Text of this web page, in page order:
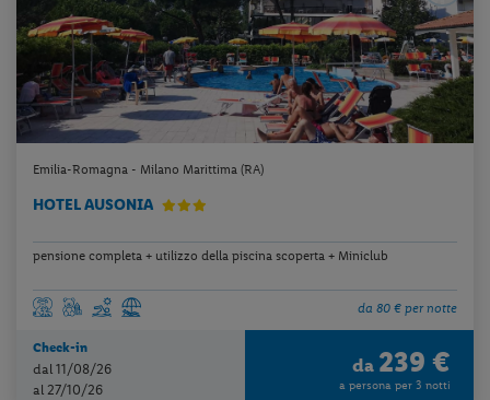
Emilia-Romagna - Milano Marittima (RA)
HOTEL AUSONIA
pensione completa + utilizzo della piscina scoperta + Miniclub
da 80 € per notte
Check-in
dal 11/08/26
al 27/10/26
da 239 €
a persona per 3 notti